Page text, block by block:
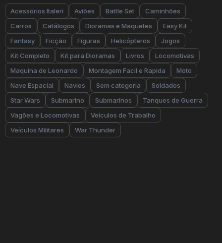
Acessórios Italeri Aviões Battle Set
Caminhões
Carros
Catálogos Dioramas e Maquetes
Easy Kit
Fantasy
Ficção Figuras Helicópteros
Jogos
Kit Completo
Kit para Dioramas Livros
Locomotivas
Maquina de Leonardo
Montagem Facil e Rapida
Moto
Nave Espacial
Navios Sem categoria
Soldados
Star Wars
Submarino Submarinos
Tanques de Guerra
Vagões e Locomotivas
Veículos de Trabalho
Veículos Militares
War Thunder